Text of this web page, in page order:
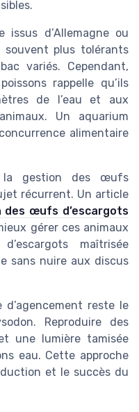
issus d’Allemagne ou
souvent plus tolérants
variés. Cependant,
rappelle qu’ils
de l’eau et aux
Un aquarium
alimentaire
gestion des œufs
récurrent. Un article
des œufs d’escargots
gérer ces animaux
maîtrisée
sans nuire aux discus
reste le
Reproduire des
une lumière tamisée
eau. Cette approche
et le succès du